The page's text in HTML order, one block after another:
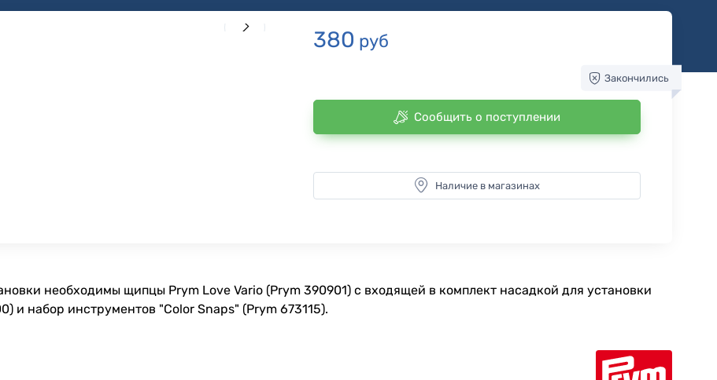
380 руб
Закончились
Сообщить о поступлении
Наличие в магазинах
необходимы щипцы Prym Love Vario (Prym 390901) c входящей в комплект насадкой для установки
и набор инструментов "Color Snaps" (Prym 673115).